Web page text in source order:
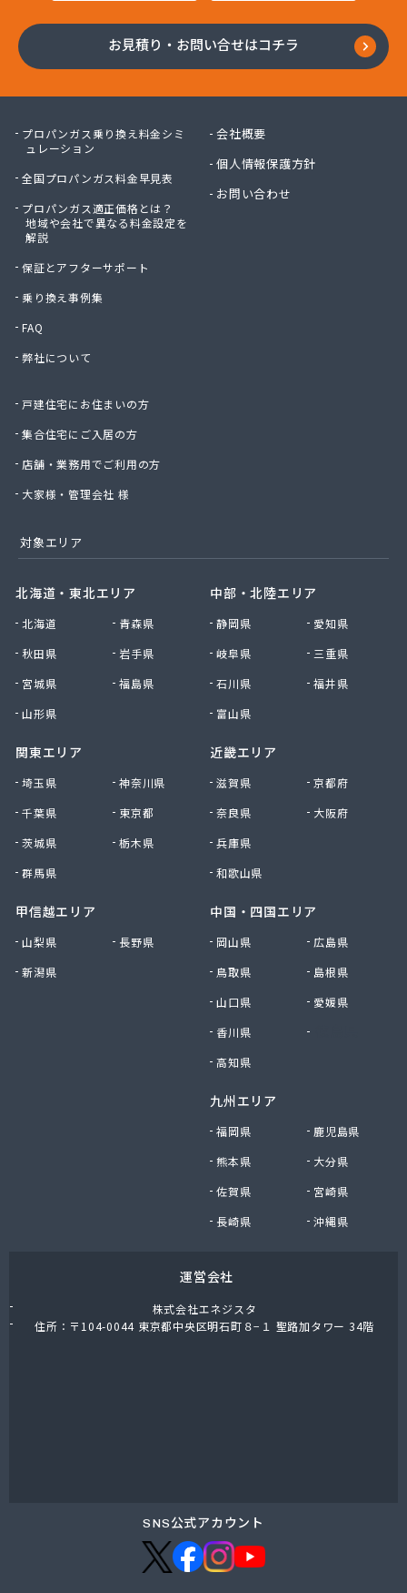
株式会社八木商店
株式会社福田屋
株式会社米沢商店
株式会社豊島商会
株式会社木村徳蔵商店
株式会社野口商店
株式会社柳屋
株式会社鈴木屋
関口商店
関東エア・ウォーター株式会社 府中営業所
丸松燃料店
丸島石油瓦斯販売
丸由工材株式会社
久保田商店
協栄石油瓦斯株式会社
桐山商店
串田燃料店
熊谷化学株式会社
原島燃料店
古姓商店
五十嵐燃料店
江本商店
高橋商店
佐藤燃料店
佐野商店
坂本燃料店
三ツ輪液化瓦斯株式会社 東京営業所
三喜屋商店
上千葉プロパン
お見積り・お問い合せはコチラ
プロパンガス乗り換え料金シミ
ュレーション
全国プロパンガス料金早見表
プロパンガス適正価格とは？
地域や会社で異なる料金設定を
解説
保証とアフターサポート
乗り換え事例集
FAQ
弊社について
戸建住宅にお住まいの方
集合住宅にご入居の方
店舗・業務用でご利用の方
大家様・管理会社 様
会社概要
個人情報保護方針
お問い合わせ
対象エリア
北海道・東北エリア
北海道
青森県
秋田県
岩手県
宮城県
福島県
山形県
関東エリア
埼玉県
神奈川県
千葉県
東京都
茨城県
栃木県
群馬県
甲信越エリア
山梨県
長野県
新潟県
中部・北陸エリア
静岡県
愛知県
岐阜県
三重県
石川県
福井県
富山県
近畿エリア
滋賀県
京都府
奈良県
大阪府
兵庫県
和歌山県
中国・四国エリア
岡山県
広島県
鳥取県
島根県
山口県
愛媛県
香川県
高知県
九州エリア
福岡県
鹿児島県
熊本県
大分県
佐賀県
宮崎県
長崎県
沖縄県
運営会社
株式会社エネジスタ
住所：〒104-0044 東京都中央区明石町８−１ 聖路加タワー 34階
SNS公式アカウント